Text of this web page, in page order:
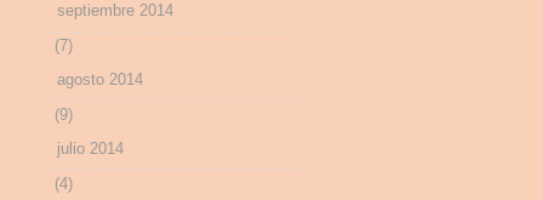
septiembre 2014
(7)
agosto 2014
(9)
julio 2014
(4)